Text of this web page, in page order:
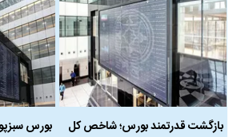
بازگشت قدرتمند بورس؛ شاخص کل